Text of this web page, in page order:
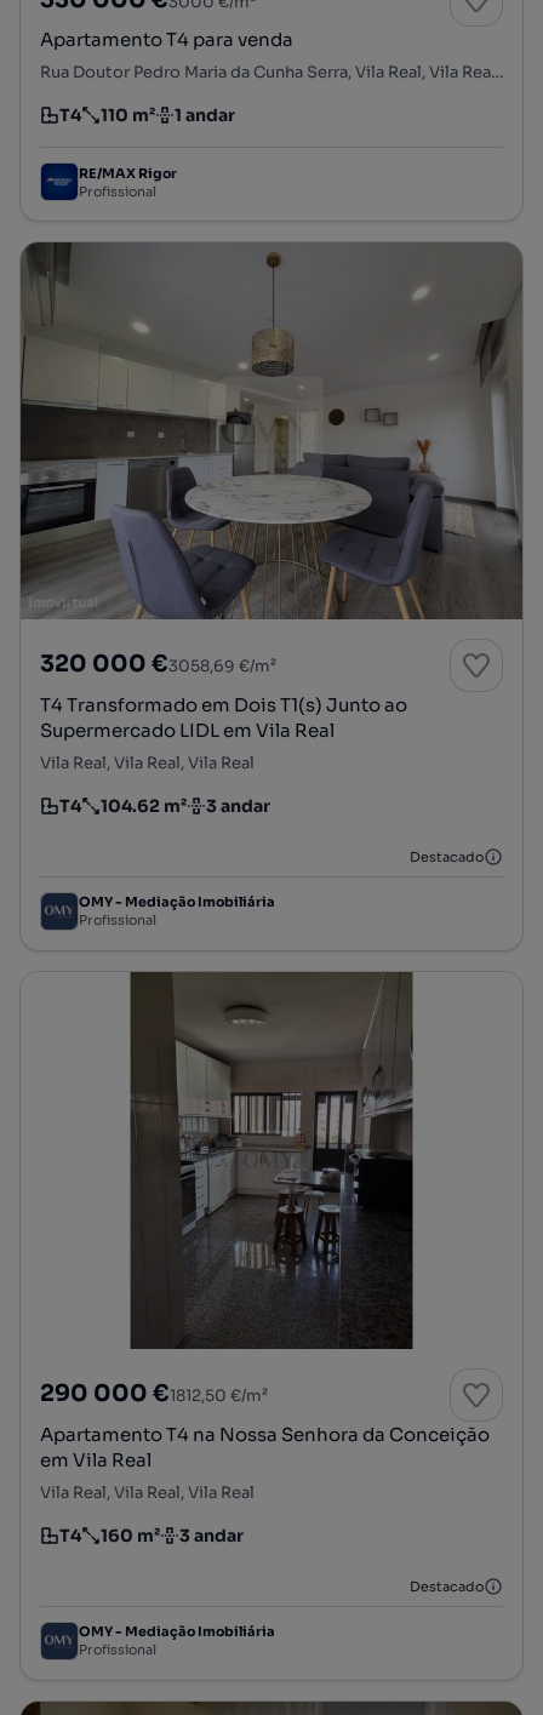
Apartamento T4 para venda
Rua Doutor Pedro Maria da Cunha Serra, Vila Real, Vila Real, Vila Real
Tipologia
T4
Preço por metro quadrado
110 m²
Andar 1 andar
RE/MAX Rigor
Profissional
320 000 €3058,69 €/m²
T4 Transformado em Dois T1(s) Junto ao
Supermercado LIDL em Vila Real
Vila Real, Vila Real, Vila Real
Tipologia
T4
Preço por metro quadrado
104.62 m²
Andar 3 andar
Destacado
OMY - Mediação Imobiliária
Profissional
290 000 €1812,50 €/m²
Apartamento T4 na Nossa Senhora da Conceição
em Vila Real
Vila Real, Vila Real, Vila Real
Tipologia
T4
Preço por metro quadrado
160 m²
Andar 3 andar
Destacado
OMY - Mediação Imobiliária
Profissional